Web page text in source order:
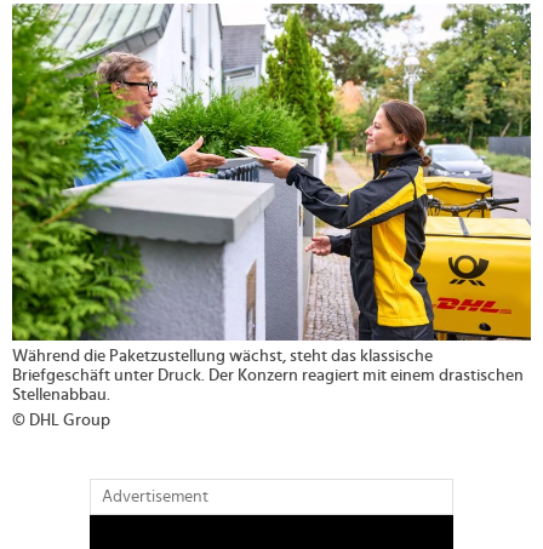
>
Während die Paketzustellung wächst, steht das klassische
Briefgeschäft unter Druck. Der Konzern reagiert mit einem drastischen
Stellenabbau.
© DHL Group
Advertisement